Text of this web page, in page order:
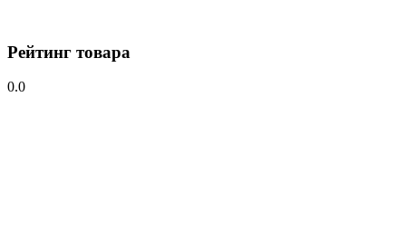
Рейтинг товара
0.0